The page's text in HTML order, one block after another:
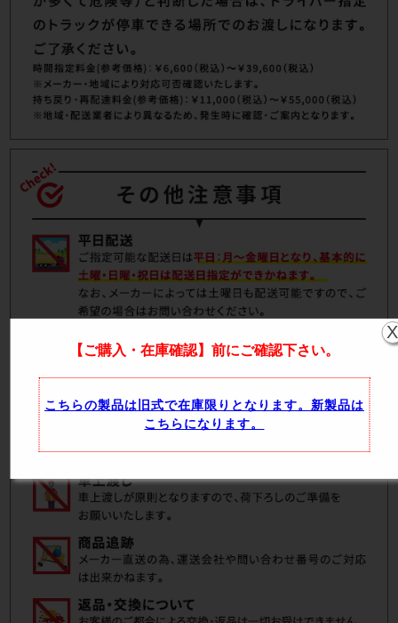
【ご購入・在庫確認】前にご確認下さい。
こちらの製品は旧式で在庫限りとなります。新製品は
こちらになります。
X